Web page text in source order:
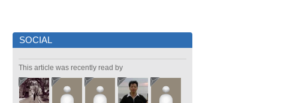
SOCIAL
This article was recently read by